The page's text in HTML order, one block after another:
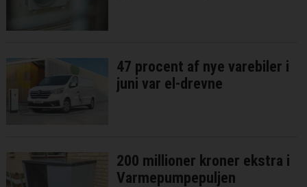
47 procent af nye varebiler i
juni var el-drevne
200 millioner kroner ekstra i
Varmepumpepuljen